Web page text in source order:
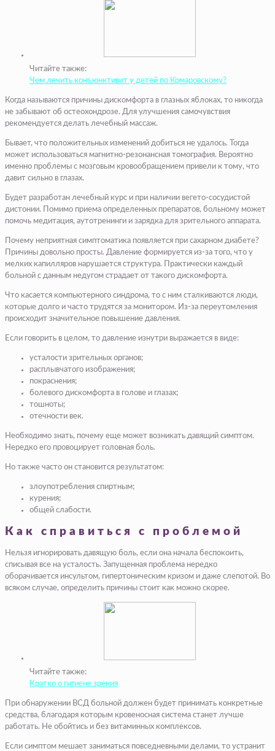
Читайте также:
Чем лечить конъюнктивит у детей по Комаровскому?
Когда называются причины дискомфорта в глазных яблоках, то никогда
не забывают об остеохондрозе. Для улучшения самочувствия
рекомендуется делать лечебный массаж.
Бывает, что положительных изменений добиться не удалось. Тогда
может использоваться магнитно-резонансная томография. Вероятно
именно проблемы с мозговым кровообращением привели к тому, что
давит сильно в глазах.
Будет разработан лечебный курс и при наличии вегето-сосудистой
дистонии. Помимо приема определенных препаратов, больному может
помочь медитация, аутотренинги и зарядка для зрительного аппарата.
Почему неприятная симптоматика появляется при сахарном диабете?
Причины довольно просты. Давление формируется из-за того, что у
мелких капилляров нарушается структура. Практически каждый
больной с данным недугом страдает от такого дискомфорта.
Что касается компьютерного синдрома, то с ним сталкиваются люди,
которые долго и часто трудятся за монитором. Из-за переутомления
происходит значительное повышение давления.
Если говорить в целом, то давление изнутри выражается в виде:
усталости зрительных органов;
расплывчатого изображения;
покраснения;
болевого дискомфорта в голове и глазах;
тошноты;
отечности век.
Необходимо знать, почему еще может возникать давящий симптом.
Нередко его провоцирует головная боль.
Но также часто он становится результатом:
злоупотребления спиртным;
курения;
общей слабости.
Как справиться с проблемой
Нельзя игнорировать давящую боль, если она начала беспокоить,
списывая все на усталость. Запущенная проблема нередко
оборачивается инсультом, гипертоническим кризом и даже слепотой. Во
всяком случае, определить причины стоит как можно скорее.
Читайте также:
Кратко о гигиене зрения
При обнаружении ВСД больной должен будет принимать конкретные
средства, благодаря которым кровеносная система станет лучше
работать. Не обойтись и без витаминных комплексов.
Если симптом мешает заниматься повседневными делами, то устранит